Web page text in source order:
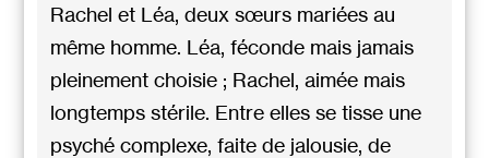
Rachel et Léa, deux sœurs mariées au
même homme. Léa, féconde mais jamais
pleinement choisie ; Rachel, aimée mais
longtemps stérile. Entre elles se tisse une
psyché complexe, faite de jalousie, de